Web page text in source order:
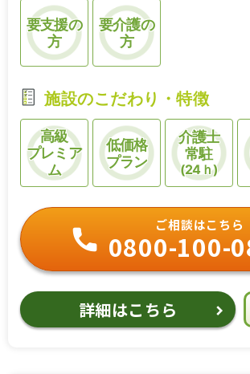
要支援の
方
要介護の
方
施設のこだわり・特徴
高級
プレミア
ム
低価格
プラン
介護士
常駐
(24ｈ)
ご相談はこちら
0800-100-
詳細はこちら